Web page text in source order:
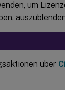
um
über